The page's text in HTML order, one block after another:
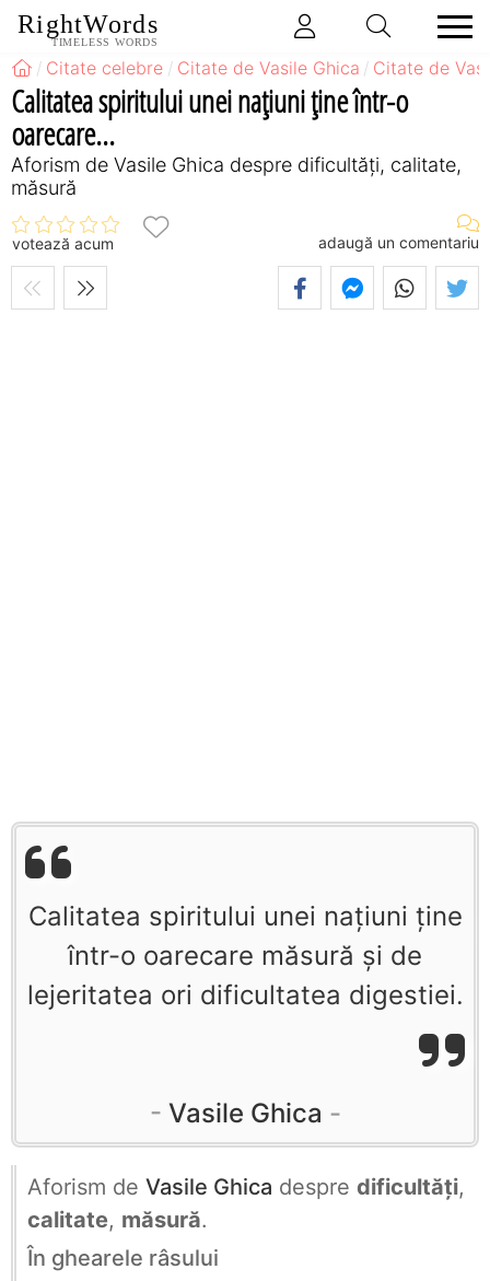
RightWords
TIMELESS WORDS
Citate celebre Citate de Vasile Ghica Citate de
Calitatea spiritului unei naţiuni ţine într-o
oarecare...
Aforism de Vasile Ghica despre dificultăţi, calitate,
măsură
votează acum adaugă un comentariu
Calitatea spiritului unei naţiuni ţine
într-o oarecare măsură şi de
lejeritatea ori dificultatea digestiei.
Vasile Ghica
Aforism de Vasile Ghica despre dificultăţi,
calitate, măsură.
În ghearele râsului